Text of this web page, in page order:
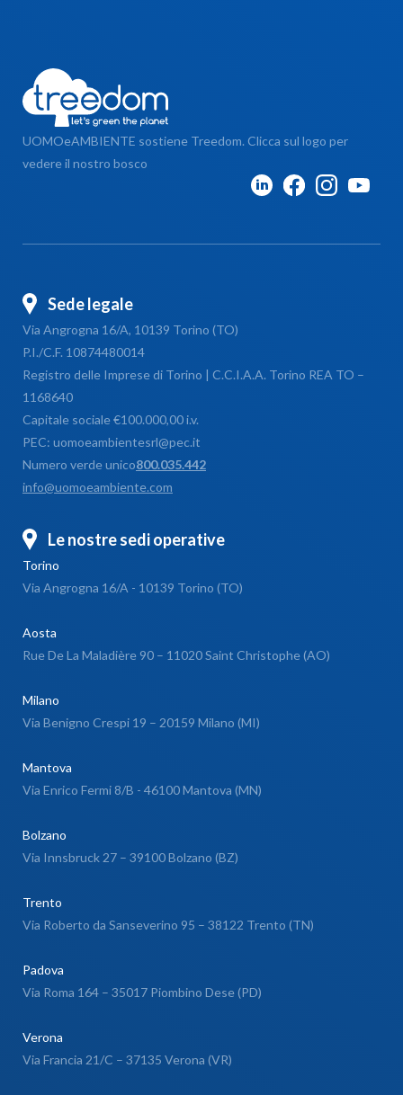
UOMOeAMBIENTE sostiene Treedom. Clicca sul logo per
vedere il nostro bosco
Sede legale
Via Angrogna 16/A, 10139 Torino (TO)
P.I./C.F. 10874480014
Registro delle Imprese di Torino | C.C.I.A.A. Torino REA TO –
1168640
Capitale sociale €100.000,00 i.v.
PEC: uomoeambientesrl@pec.it
Numero verde unico800.035.442
info@uomoeambiente.com
Le nostre sedi operative
Torino
Via Angrogna 16/A - 10139 Torino (TO)
Aosta
Rue De La Maladière 90 – 11020 Saint Christophe (AO)
Milano
Via Benigno Crespi 19 – 20159 Milano (MI)
Mantova
Via Enrico Fermi 8/B - 46100 Mantova (MN)
Bolzano
Via Innsbruck 27 – 39100 Bolzano (BZ)
Trento
Via Roberto da Sanseverino 95 – 38122 Trento (TN)
Padova
Via Roma 164 – 35017 Piombino Dese (PD)
Verona
Via Francia 21/C – 37135 Verona (VR)